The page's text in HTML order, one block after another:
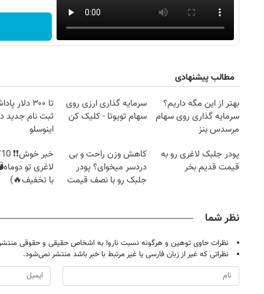
مطالب پیشنهادی
بهتر از این مگه داریم؟
سرمایه گذاری روی سهام
مرسدس بنز
سرمایه گذاری ارزی روی
سهام تویوتا - کلیک کن
تا ۳۰۰ دلار
ثبت نام جدید
اینوسلو
پودر جلبک لاغری رو به
قیمت قدیم بخر
کاهش وزن راحت و بی
دردسر میخوای؟ پودر
جلبک رو با نصف قیمت
لاغری تو
با تخفیف🔥)
نظر شما
نظرات حاوی توهین و هرگونه نسبت ناروا به اشخاص حقیقی و حقوقی
نظراتی که غیر از زبان فارسی یا غیر مرتبط با خبر باشد منتشر نمی‌شود.